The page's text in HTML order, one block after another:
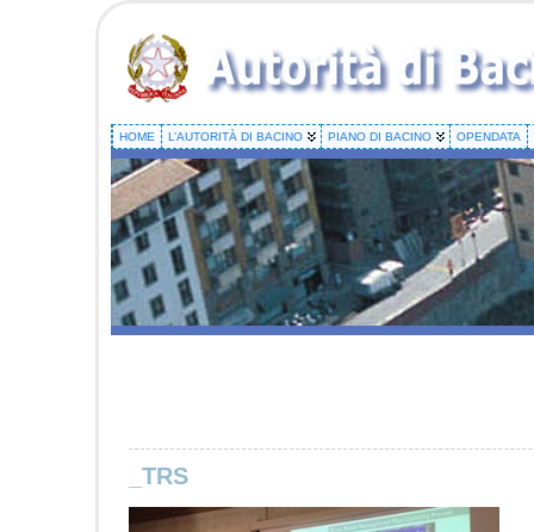
HOME L’AUTORITÀ DI BACINO PIANO DI BACINO OPENDATA
_TRS